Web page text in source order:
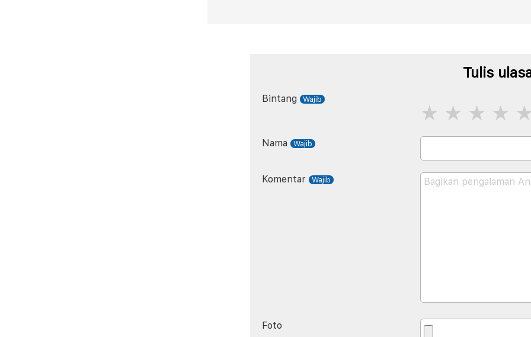
Tulis
Bintang
Nama
Komentar
Foto